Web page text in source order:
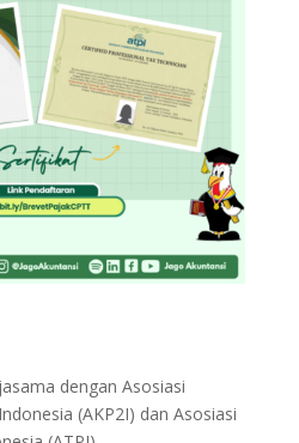
dengan Asosiasi
(AKP2I) dan Asosiasi